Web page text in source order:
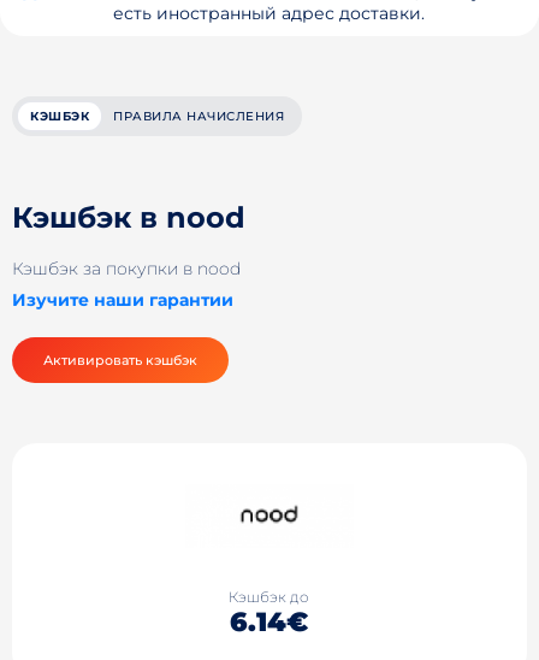
есть иностранный адрес доставки.
КЭШБЭК ПРАВИЛА НАЧИСЛЕНИЯ
Кэшбэк в nood
Кэшбэк за покупки в nood
Изучите наши гарантии
Активировать кэшбэк
Кэшбэк до
6.14€